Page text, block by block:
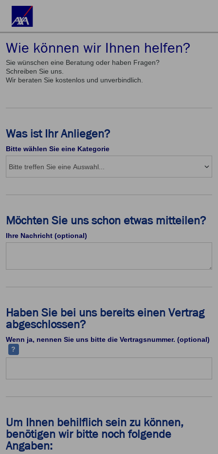
Wie können wir Ihnen helfen?
Sie wünschen eine Beratung oder haben Fragen?
Schreiben Sie uns.
Wir beraten Sie kostenlos und unverbindlich.
Was ist Ihr Anliegen?
Bitte wählen Sie eine Kategorie
Möchten Sie uns schon etwas mitteilen?
Ihre Nachricht (optional)
Haben Sie bei uns bereits einen Vertrag
abgeschlossen?
Wenn ja, nennen Sie uns bitte die Vertragsnummer. (optional)
?
Um Ihnen behilflich sein zu können,
benötigen wir bitte noch folgende
Angaben: